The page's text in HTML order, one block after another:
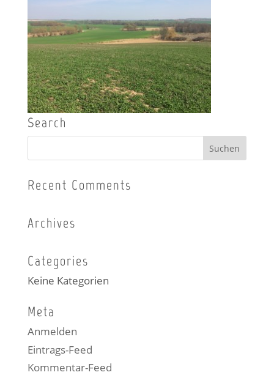
Search
Recent Comments
Archives
Categories
Keine Kategorien
Meta
Anmelden
Eintrags-Feed
Kommentar-Feed